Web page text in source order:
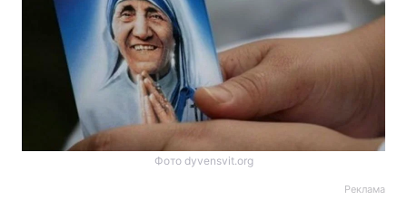
Фото dyvensvit.org
Реклама